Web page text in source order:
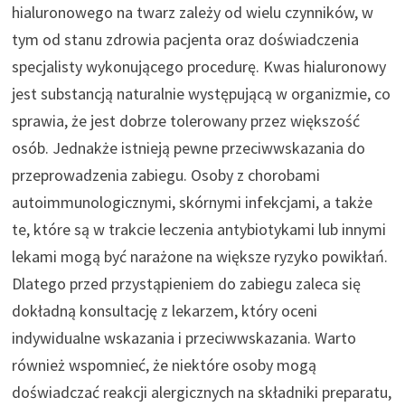
hialuronowego na twarz zależy od wielu czynników, w
tym od stanu zdrowia pacjenta oraz doświadczenia
specjalisty wykonującego procedurę. Kwas hialuronowy
jest substancją naturalnie występującą w organizmie, co
sprawia, że jest dobrze tolerowany przez większość
osób. Jednakże istnieją pewne przeciwwskazania do
przeprowadzenia zabiegu. Osoby z chorobami
autoimmunologicznymi, skórnymi infekcjami, a także
te, które są w trakcie leczenia antybiotykami lub innymi
lekami mogą być narażone na większe ryzyko powikłań.
Dlatego przed przystąpieniem do zabiegu zaleca się
dokładną konsultację z lekarzem, który oceni
indywidualne wskazania i przeciwwskazania. Warto
również wspomnieć, że niektóre osoby mogą
doświadczać reakcji alergicznych na składniki preparatu,